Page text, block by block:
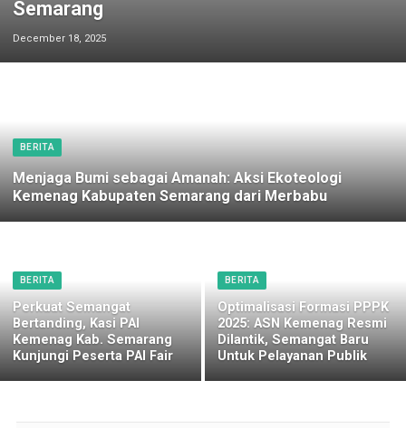
Semarang
December 18, 2025
BERITA
Menjaga Bumi sebagai Amanah: Aksi Ekoteologi
Kemenag Kabupaten Semarang dari Merbabu
BERITA
Perkuat Semangat
Bertanding, Kasi PAI
Kemenag Kab. Semarang
Kunjungi Peserta PAI Fair
BERITA
Optimalisasi Formasi PPPK
2025: ASN Kemenag Resmi
Dilantik, Semangat Baru
Untuk Pelayanan Publik